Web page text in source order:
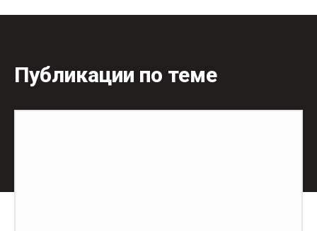
Публикации по теме